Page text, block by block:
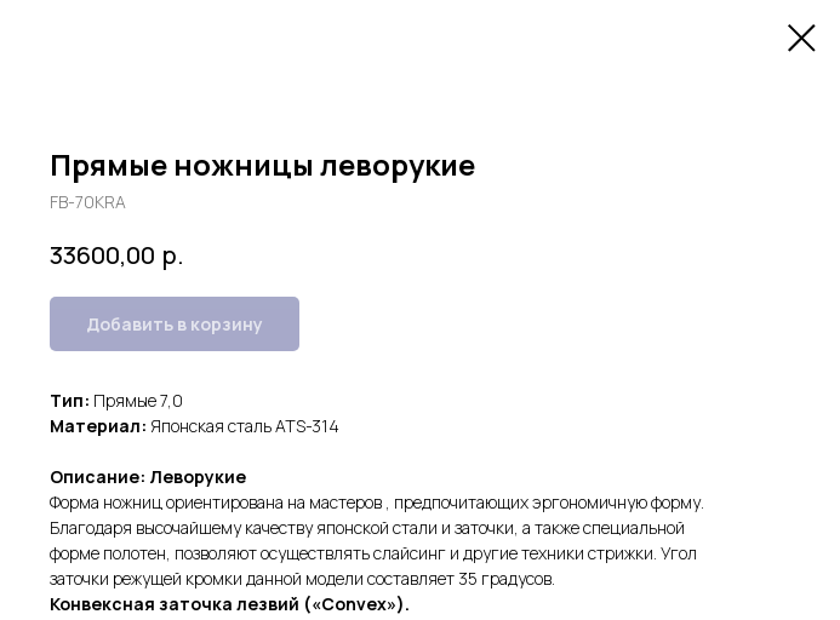
Прямые ножницы леворукие
FB-70KRA
33600,00 р.
Добавить в корзину
Тип: Прямые 7,0
Материал: Японская сталь ATS-314
Описание: Леворукие
Форма ножниц ориентирована на мастеров , предпочитающих эргономичную форму.
Благодаря высочайшему качеству японской стали и заточки, а также специальной
форме полотен, позволяют осуществлять слайсинг и другие техники стрижки. Угол
заточки режущей кромки данной модели составляет 35 градусов.
Конвексная заточка лезвий («Convex»).